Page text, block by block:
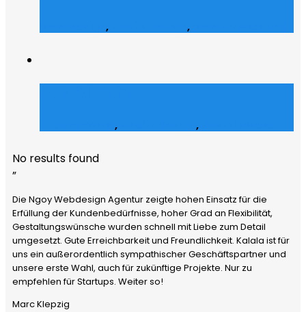
, ,
, ,
No results found
”
Die Ngoy Webdesign Agentur zeigte hohen Einsatz für die
Erfüllung der Kundenbedürfnisse, hoher Grad an Flexibilität,
Gestaltungswünsche wurden schnell mit Liebe zum Detail
umgesetzt. Gute Erreichbarkeit und Freundlichkeit. Kalala ist für
uns ein außerordentlich sympathischer Geschäftspartner und
unsere erste Wahl, auch für zukünftige Projekte. Nur zu
empfehlen für Startups. Weiter so!
Marc Klepzig